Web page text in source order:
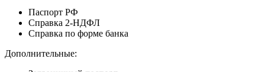
Паспорт РФ
Справка 2-НДФЛ
Справка по форме банка
Дополнительные: